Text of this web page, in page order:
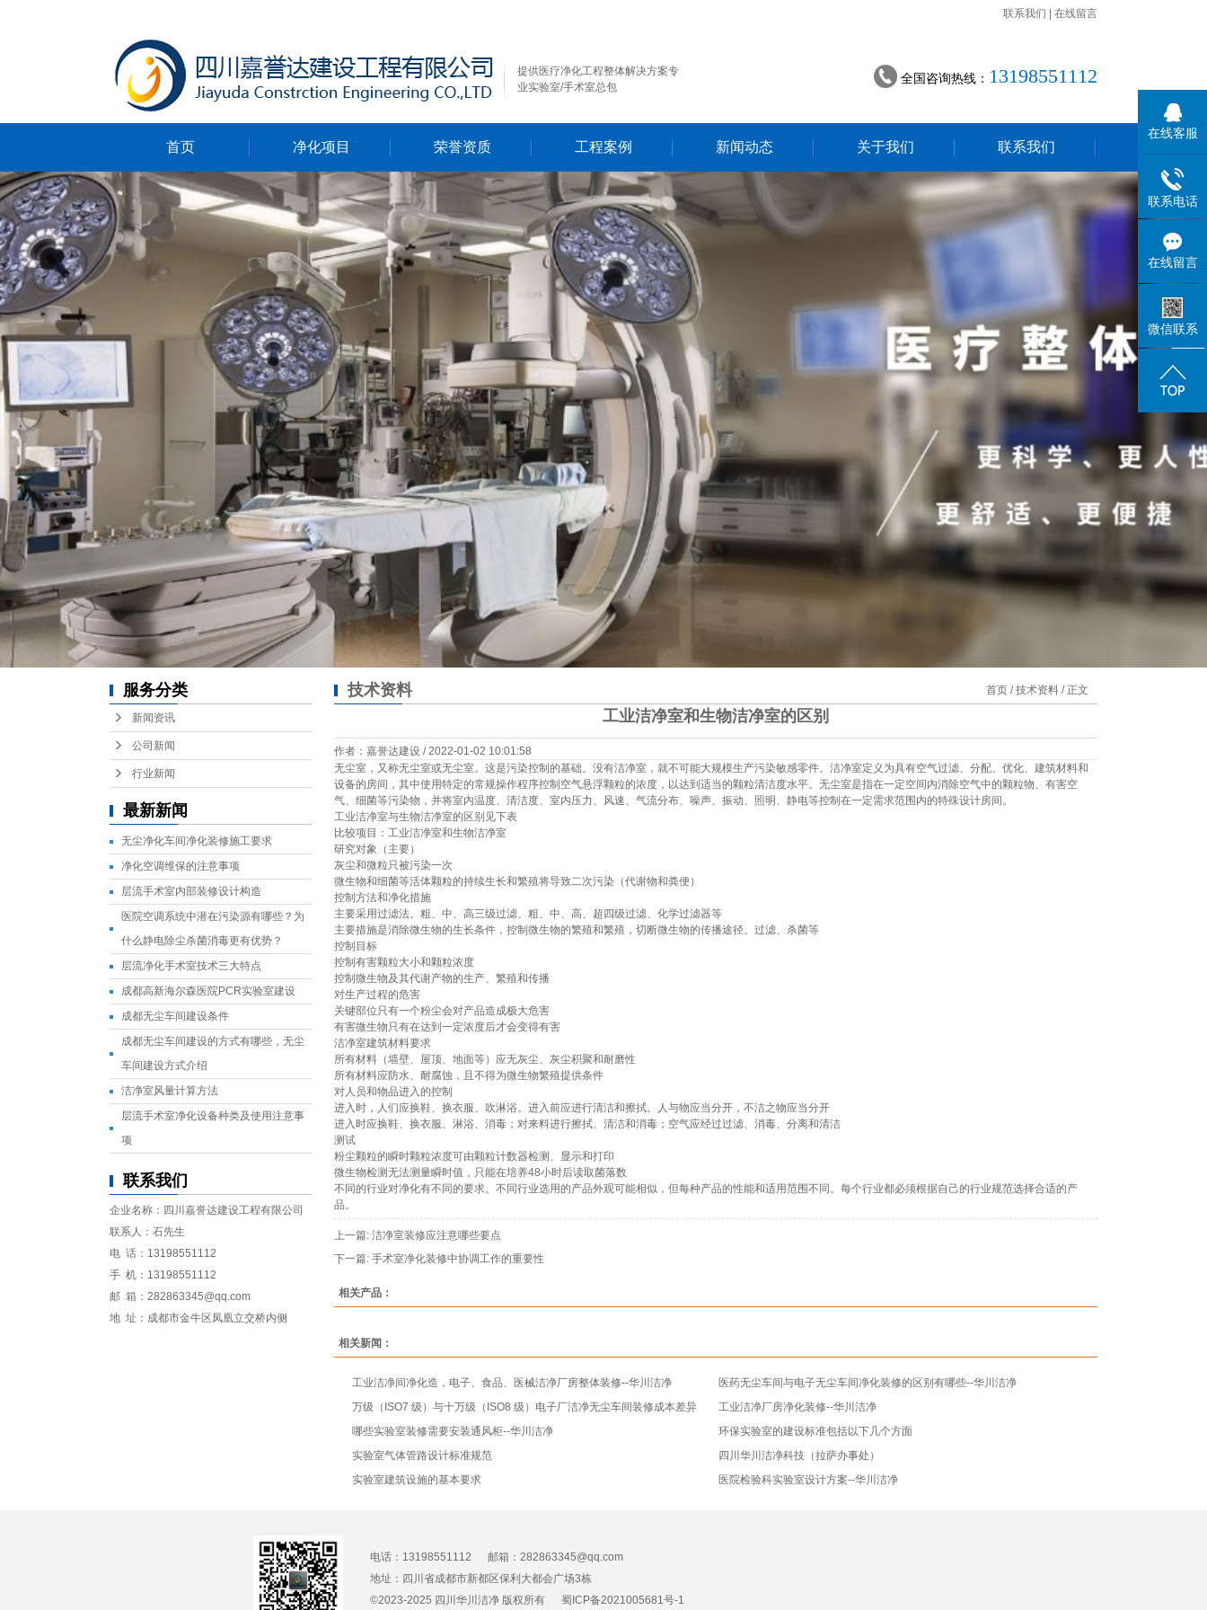
联系我们 在线留言
提供医疗净化工程整体解决方案专
业实验室/手术室总包
全国咨询热线： 13198551112
首页 净化项目
净化无尘车间
净化ICU病房
净化手术室
净化实验室
荣誉资质 工程案例 新闻动态
行业新闻
公司新闻
关于我们 联系我们
技术资料 首页 /技术资料 / 正文
工业洁净室和生物洁净室的区别
作者：嘉誉达建设 / 2022-01-02 10:01:58
无尘室，又称无尘室或无尘室。这是污染控制的基础。没有洁净室，就不可能大规模生产污染敏感零件。洁净室定义为具有空气过滤、分配、优化、建筑材料和
设备的房间，其中使用特定的常规操作程序控制空气悬浮颗粒的浓度，以达到适当的颗粒清洁度水平。无尘室是指在一定空间内消除空气中的颗粒物、有害空
气、细菌等污染物，并将室内温度、清洁度、室内压力、风速、气流分布、噪声、振动、照明、静电等控制在一定需求范围内的特殊设计房间。
工业洁净室与生物洁净室的区别见下表
比较项目：工业洁净室和生物洁净室
研究对象（主要）
灰尘和微粒只被污染一次
微生物和细菌等活体颗粒的持续生长和繁殖将导致二次污染（代谢物和粪便）
控制方法和净化措施
主要采用过滤法。粗、中、高三级过滤、粗、中、高、超四级过滤、化学过滤器等
主要措施是消除微生物的生长条件，控制微生物的繁殖和繁殖，切断微生物的传播途径。过滤、杀菌等
控制目标
控制有害颗粒大小和颗粒浓度
控制微生物及其代谢产物的生产、繁殖和传播
对生产过程的危害
关键部位只有一个粉尘会对产品造成极大危害
有害微生物只有在达到一定浓度后才会变得有害
洁净室建筑材料要求
所有材料（墙壁、屋顶、地面等）应无灰尘、灰尘积聚和耐磨性
所有材料应防水、耐腐蚀，且不得为微生物繁殖提供条件
对人员和物品进入的控制
进入时，人们应换鞋、换衣服、吹淋浴。进入前应进行清洁和擦拭。人与物应当分开，不洁之物应当分开
进入时应换鞋、换衣服、淋浴、消毒；对来料进行擦拭、清洁和消毒；空气应经过过滤、消毒、分离和清洁
测试
粉尘颗粒的瞬时颗粒浓度可由颗粒计数器检测、显示和打印
微生物检测无法测量瞬时值，只能在培养48小时后读取菌落数
不同的行业对净化有不同的要求。不同行业选用的产品外观可能相似，但每种产品的性能和适用范围不同。每个行业都必须根据自己的行业规范选择合适的产
品。
上一篇: 洁净室装修应注意哪些要点
下一篇: 手术室净化装修中协调工作的重要性
相关产品：
相关新闻：
工业洁净间净化造，电子、食品、医械洁净厂房整体装修--华川洁净
医药无尘车间与电子无尘车间净化装修的区别有哪些--华川洁净
万级（ISO7 级）与十万级（ISO8 级）电子厂洁净无尘车间装修成本差异
工业洁净厂房净化装修--华川洁净
哪些实验室装修需要安装通风柜--华川洁净
环保实验室的建设标准包括以下几个方面
实验室气体管路设计标准规范
四川华川洁净科技（拉萨办事处）
实验室建筑设施的基本要求
医院检验科实验室设计方案--华川洁净
服务分类
新闻资讯
公司新闻
行业新闻
最新新闻
无尘净化车间净化装修施工要求
净化空调维保的注意事项
层流手术室内部装修设计构造
医院空调系统中潜在污染源有哪些？为
什么静电除尘杀菌消毒更有优势？
层流净化手术室技术三大特点
成都高新海尔森医院PCR实验室建设
成都无尘车间建设条件
成都无尘车间建设的方式有哪些，无尘
车间建设方式介绍
洁净室风量计算方法
层流手术室净化设备种类及使用注意事
项
联系我们
企业名称：四川嘉誉达建设工程有限公司
联系人：石先生
电 话：13198551112
手 机：13198551112
邮 箱：282863345@qq.com
地 址：成都市金牛区凤凰立交桥内侧
电话：13198551112 邮箱：282863345@qq.com
地址：四川省成都市新都区保利大都会广场3栋
©2023-2025 四川华川洁净 版权所有 蜀ICP备2021005681号-1
在线客服
联系电话
在线留言
微信联系